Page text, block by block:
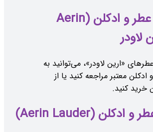
خرید دکانت عطر و ادکلن (Aerin
«ارین لاودر»، می‌توانید به
معتبر مراجعه کنید یا از
خرید کنید.
خصوصیات عطر و ادکلن (Aerin Lauder)